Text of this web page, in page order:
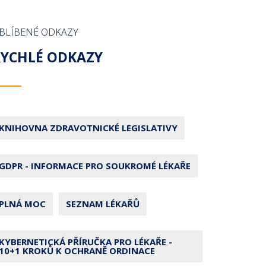
ODKAZY
ODKAZY
ZDRAVOTNICKÉ LEGISLATIVY
- INFORMACE PRO SOUKROMÉ LÉKAŘE
MOC SEZNAM LÉKAŘŮ
PŘÍRUČKA PRO LÉKAŘE -
KROKŮ K OCHRANĚ ORDINACE